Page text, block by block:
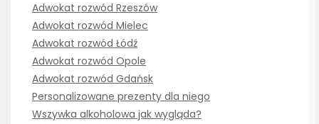
Adwokat rozwód Rzeszów
Adwokat rozwód Mielec
Adwokat rozwód Łódź
Adwokat rozwód Opole
Adwokat rozwód Gdańsk
Personalizowane prezenty dla niego
Wszywka alkoholowa jak wygląda?